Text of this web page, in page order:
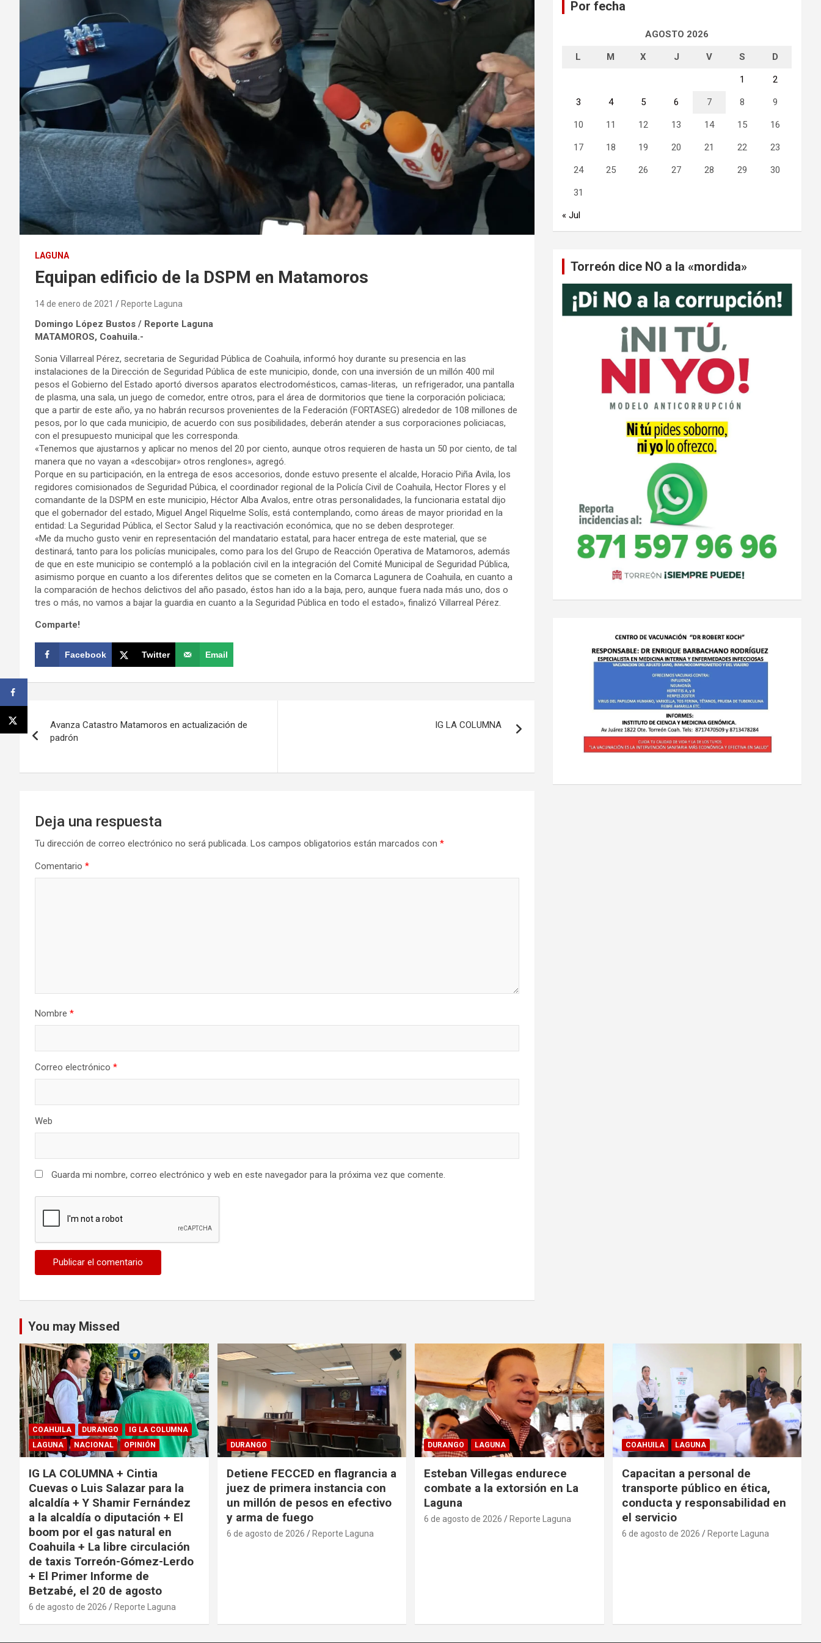
LAGUNA
Equipan edificio de la DSPM en Matamoros
14 de enero de 2021 Reporte Laguna
Domingo López Bustos / Reporte Laguna
MATAMOROS, Coahuila.-
Sonia Villarreal Pérez, secretaria de Seguridad Pública de Coahuila, informó hoy durante su presencia en las
instalaciones de la Dirección de Seguridad Pública de este municipio, donde, con una inversión de un millón 400 mil
pesos el Gobierno del Estado aportó diversos aparatos electrodomésticos, camas-literas, un refrigerador, una pantalla
de plasma, una sala, un juego de comedor, entre otros, para el área de dormitorios que tiene la corporación policiaca;
que a partir de este año, ya no habrán recursos provenientes de la Federación (FORTASEG) alrededor de 108 millones de
pesos, por lo que cada municipio, de acuerdo con sus posibilidades, deberán atender a sus corporaciones policiacas,
con el presupuesto municipal que les corresponda.
«Tenemos que ajustarnos y aplicar no menos del 20 por ciento, aunque otros requieren de hasta un 50 por ciento, de tal
manera que no vayan a «descobijar» otros renglones», agregó.
Porque en su participación, en la entrega de esos accesorios, donde estuvo presente el alcalde, Horacio Piña Avila, los
regidores comisionados de Seguridad Púbica, el coordinador regional de la Policía Civil de Coahuila, Hector Flores y el
comandante de la DSPM en este municipio, Héctor Alba Avalos, entre otras personalidades, la funcionaria estatal dijo
que el gobernador del estado, Miguel Angel Riquelme Solís, está contemplando, como áreas de mayor prioridad en la
entidad: La Seguridad Pública, el Sector Salud y la reactivación económica, que no se deben desproteger.
«Me da mucho gusto venir en representación del mandatario estatal, para hacer entrega de este material, que se
destinará, tanto para los policías municipales, como para los del Grupo de Reacción Operativa de Matamoros, además
de que en este municipio se contempló a la población civil en la integración del Comité Municipal de Seguridad Pública,
asimismo porque en cuanto a los diferentes delitos que se cometen en la Comarca Lagunera de Coahuila, en cuanto a
la comparación de hechos delictivos del año pasado, éstos han ido a la baja, pero, aunque fuera nada más uno, dos o
tres o más, no vamos a bajar la guardia en cuanto a la Seguridad Pública en todo el estado», finalizó Villarreal Pérez.
Comparte!
Facebook Twitter Email
Navegación
de
Avanza Catastro Matamoros en actualización de
padrón
IG LA COLUMNA
Deja una respuesta
Tu dirección de correo electrónico no será publicada. Los campos obligatorios están marcados con *
Comentario *
Nombre *
Correo electrónico *
Web
Guarda mi nombre, correo electrónico y web en este navegador para la próxima vez que comente.
Por fecha
AGOSTO 2026
L M X J V S D
1 2
3 4 5 6 7 8 9
10 11 12 13 14 15 16
17 18 19 20 21 22 23
24 25 26 27 28 29 30
31
« Jul
Torreón dice NO a la «mordida»
You may Missed
COAHUILA DURANGO
IG LA COLUMNA
LAGUNA
NACIONAL OPINIÓN
IG LA COLUMNA + Cintia
Cuevas o Luis Salazar para la
alcaldía + Y Shamir Fernández
a la alcaldía o diputación + El
boom por el gas natural en
Coahuila + La libre circulación
de taxis Torreón-Gómez-Lerdo
+ El Primer Informe de
Betzabé, el 20 de agosto
6 de agosto de 2026 Reporte Laguna
DURANGO
Detiene FECCED en flagrancia a
juez de primera instancia con
un millón de pesos en efectivo
y arma de fuego
6 de agosto de 2026 Reporte Laguna
DURANGO LAGUNA
Esteban Villegas endurece
combate a la extorsión en La
Laguna
6 de agosto de 2026 Reporte Laguna
COAHUILA LAGUNA
Capacitan a personal de
transporte público en ética,
conducta y responsabilidad en
el servicio
6 de agosto de 2026 Reporte Laguna